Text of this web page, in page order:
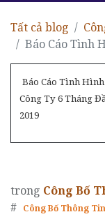
Tất cả blog
Báo Cáo Tình
Báo Cáo Tình
Công Ty 6 Tháng
2019
trong Công Bố
# Công Bố Thông Tin